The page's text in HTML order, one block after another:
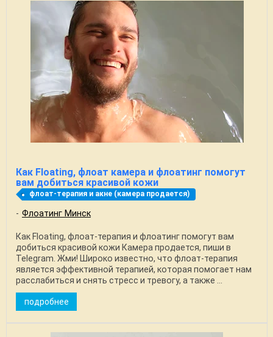
Как Floating, флоат камера и флоатинг помогут
вам добиться красивой кожи
флоат-терапия и акне (камера продается)
Флоатинг Минск
Как Floating, флоат-терапия и флоатинг помогут вам
добиться красивой кожи Камера продается, пиши в
Telegram. Жми! Широко известно, что флоат-терапия
является эффективной терапией, которая помогает нам
расслабиться и снять стресс и тревогу, а также ...
подробнее